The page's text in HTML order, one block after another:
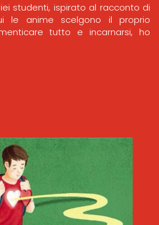
studenti, ispirato al racconto di
le anime scelgono il proprio
tutto e incarnarsi, ho